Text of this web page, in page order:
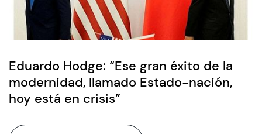
Eduardo Hodge: “Ese gran éxito de la
modernidad, llamado Estado-nación,
hoy está en crisis”